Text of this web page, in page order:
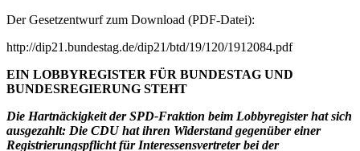
Der Gesetzentwurf zum Download (PDF-Datei):
http://dip21.bundestag.de/dip21/btd/19/120/1912084.pdf
EIN LOBBYREGISTER FÜR BUNDESTAG UND
BUNDESREGIERUNG STEHT
Die Hartnäckigkeit der SPD-Fraktion beim Lobbyregister hat sich
ausgezahlt: Die CDU hat ihren Widerstand gegenüber einer
Registrierungspflicht für Interessensvertreter bei der